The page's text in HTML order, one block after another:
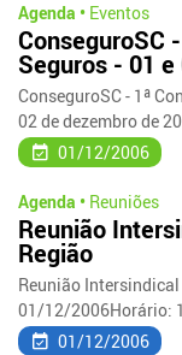
Agenda • Eventos
ConseguroSC
Seguros - 01
ConseguroSC - 1ª
02 de dezembro de
01/12/2006
Agenda • Reuniões
Reunião
Região
Reunião
01/12/2006Horário:
01/12/2006